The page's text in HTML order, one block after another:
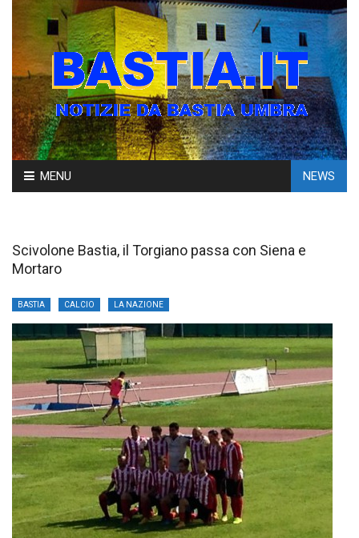
Skip
to
MENU NEWS
Scivolone Bastia, il Torgiano passa con Siena e
Mortaro
BASTIA CALCIO LA NAZIONE